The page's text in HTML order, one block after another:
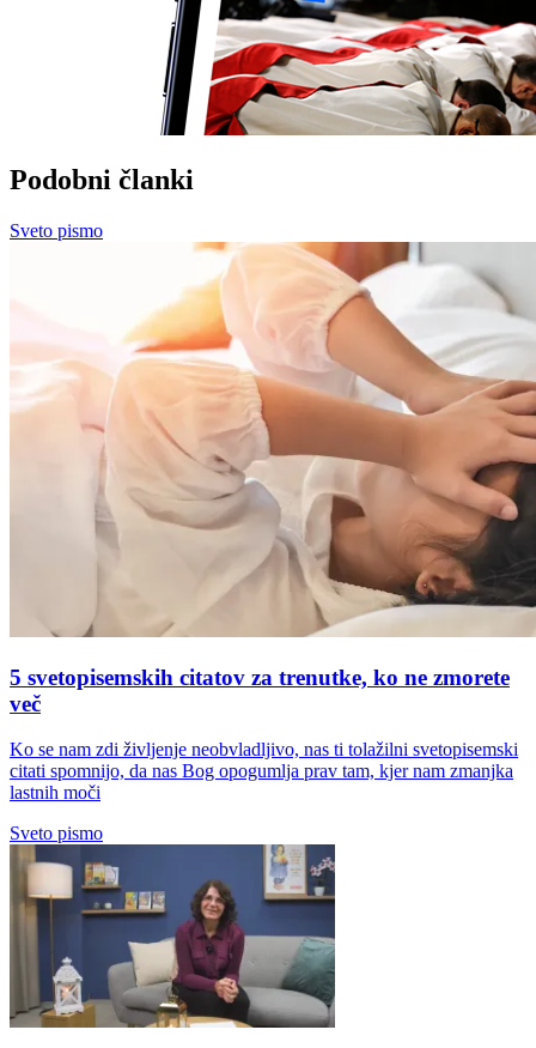
Podobni članki
Sveto pismo
5 svetopisemskih citatov za trenutke, ko ne zmorete
več
Ko se nam zdi življenje neobvladljivo, nas ti tolažilni svetopisemski
citati spomnijo, da nas Bog opogumlja prav tam, kjer nam zmanjka
lastnih moči
Sveto pismo